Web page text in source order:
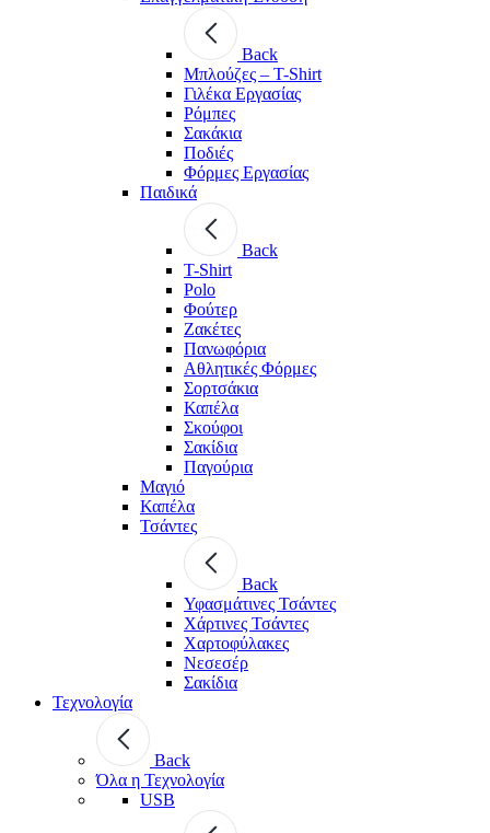
Back
Μπλούζες – T-Shirt
Γιλέκα Εργασίας
Ρόμπες
Σακάκια
Ποδιές
Φόρμες Εργασίας
Παιδικά
Back
T-Shirt
Polo
Φούτερ
Ζακέτες
Πανωφόρια
Αθλητικές Φόρμες
Σορτσάκια
Καπέλα
Σκούφοι
Σακίδια
Παγούρια
Μαγιό
Καπέλα
Τσάντες
Back
Υφασμάτινες Τσάντες
Χάρτινες Τσάντες
Χαρτοφύλακες
Νεσεσέρ
Σακίδια
Τεχνολογία
Back
Όλα η Τεχνολογία
USB